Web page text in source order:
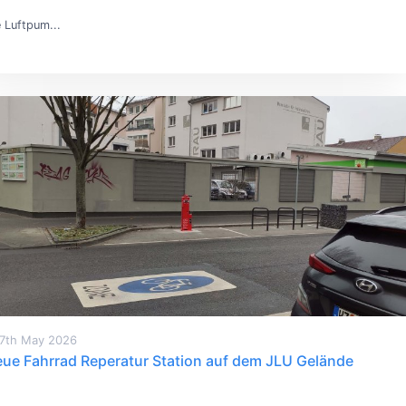
Luftpum...
May 2026
Fahrrad Reperatur Station auf dem JLU Gelände